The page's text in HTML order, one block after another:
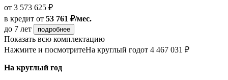
от 3 573 625 ₽
в кредит от 53 761 ₽/мес.
до 7 лет
подробнее
Показать всю комплектацию
Нажмите и посмотритеНа круглый годот 4 467 031 ₽
На круглый год